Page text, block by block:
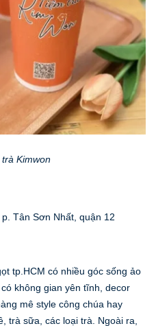
Kimwon
Tân Sơn Nhất, quận 12
tp.HCM có nhiều góc sống ảo
không gian yên tĩnh, decor
mê style công chúa hay
trà sữa, các loại trà. Ngoài ra,